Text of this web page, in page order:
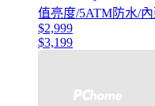
值亮度/5ATM防水/
$2,999
$3,199